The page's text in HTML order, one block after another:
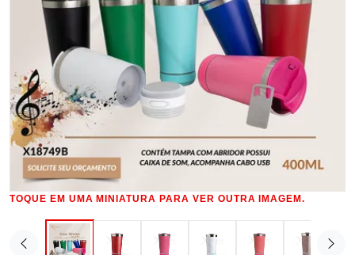
TOQUE EM UMA MINIATURA PARA VER OUTRA IMAGEM.